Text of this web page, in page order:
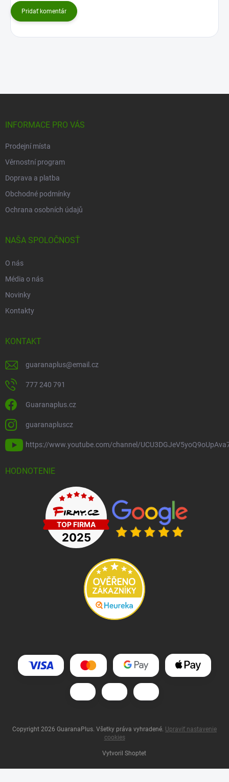
Pridať komentár
INFORMACE PRO VÁS
Prodejní místa
Věrnostní program
Doprava a platba
Obchodné podmínky
Ochrana osobních údajů
NAŠA SPOLOČNOSŤ
O nás
Média o nás
Novinky
Kontakty
KONTAKT
guaranaplus@email.cz
777 240 791
Guaranaplus.cz
guaranapluscz
https://www.youtube.com/channel/
HODNOTENIE
Vytvoril Shoptet
Copyright 2026 GuaranaPlus. Všetky práva vyhradené. Upraviť nastavenie
cookies